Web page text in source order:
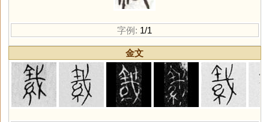
字例: 1/1
金文